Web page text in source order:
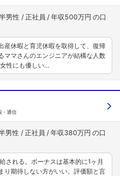
男性 正社員 年収500万円
産休暇と育児休暇を取得して、復帰
ママさんのエンジニアが結構な人数
性にも優しい…
・通信
男性 正社員 年収380万円
される。ボーナスは基本的に1ヶ月
り期待しない方がいい。評価額と言